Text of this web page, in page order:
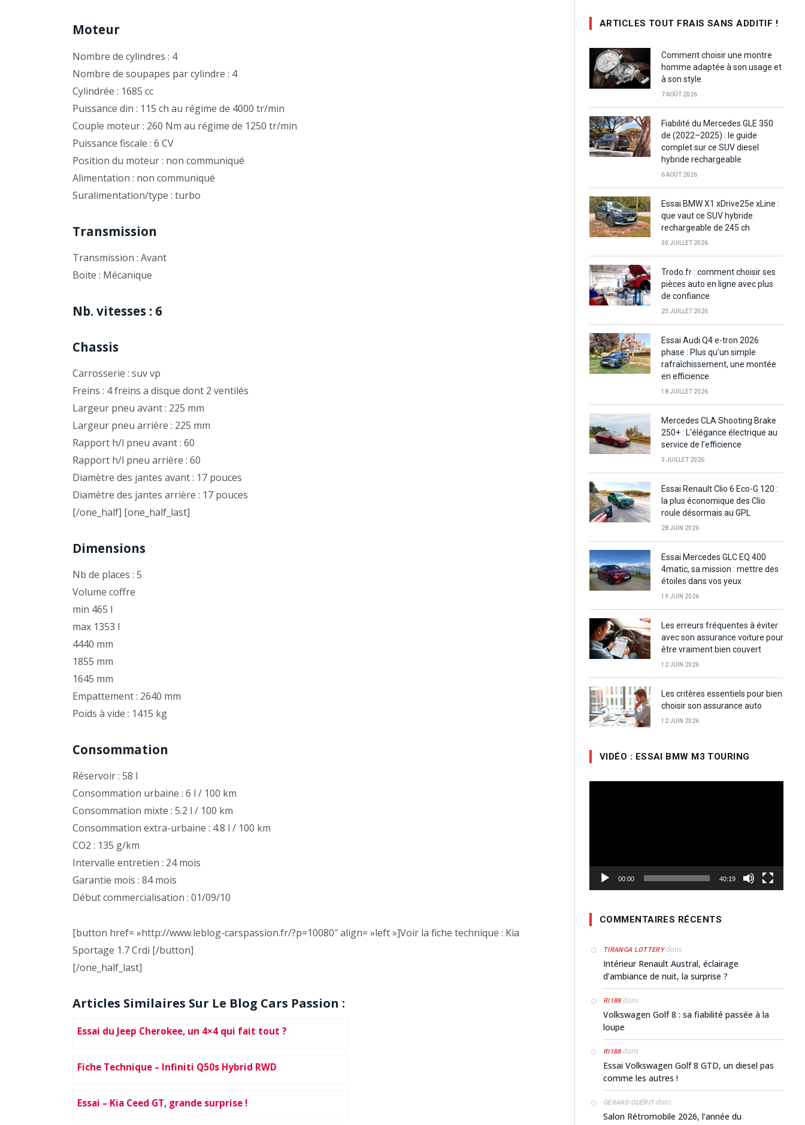
Moteur
Nombre de cylindres : 4
Nombre de soupapes par cylindre : 4
Cylindrée : 1685 cc
Puissance din : 115 ch au régime de 4000 tr/min
Couple moteur : 260 Nm au régime de 1250 tr/min
Puissance fiscale : 6 CV
Position du moteur : non communiqué
Alimentation : non communiqué
Suralimentation/type : turbo
Transmission
Transmission : Avant
Boite : Mécanique
Nb. vitesses : 6
Chassis
Carrosserie : suv vp
Freins : 4 freins a disque dont 2 ventilés
Largeur pneu avant : 225 mm
Largeur pneu arrière : 225 mm
Rapport h/l pneu avant : 60
Rapport h/l pneu arrière : 60
Diamètre des jantes avant : 17 pouces
Diamètre des jantes arrière : 17 pouces
[/one_half] [one_half_last]
Dimensions
Nb de places : 5
Volume coffre
min 465 l
max 1353 l
4440 mm
1855 mm
1645 mm
Empattement : 2640 mm
Poids à vide : 1415 kg
Consommation
Réservoir : 58 l
Consommation urbaine : 6 l / 100 km
Consommation mixte : 5.2 l / 100 km
Consommation extra-urbaine : 4.8 l / 100 km
CO2 : 135 g/km
Intervalle entretien : 24 mois
Garantie mois : 84 mois
Début commercialisation : 01/09/10
[button href= »http://www.leblog-carspassion.fr/?p=10080″ align= »left »]Voir la fiche technique : Kia
Sportage 1.7 Crdi [/button]
[/one_half_last]
Articles Similaires Sur Le Blog Cars Passion :
Essai du Jeep Cherokee, un 4×4 qui fait tout ?
Fiche Technique – Infiniti Q50s Hybrid RWD
Essai – Kia Ceed GT, grande surprise !
ARTICLES TOUT FRAIS SANS ADDITIF !
Comment choisir une montre
homme adaptée à son usage et
à son style
7 AOÛT 2026
Fiabilité du Mercedes GLE 350
de (2022–2025) : le guide
complet sur ce SUV diesel
hybride rechargeable
6 AOÛT 2026
Essai BMW X1 xDrive25e xLine :
que vaut ce SUV hybride
rechargeable de 245 ch
30 JUILLET 2026
Trodo.fr : comment choisir ses
pièces auto en ligne avec plus
de confiance
23 JUILLET 2026
Essai Audi Q4 e-tron 2026
phase : Plus qu’un simple
rafraîchissement, une montée
en efficience
18 JUILLET 2026
Mercedes CLA Shooting Brake
250+ : L’élégance électrique au
service de l’efficience
3 JUILLET 2026
Essai Renault Clio 6 Eco-G 120 :
la plus économique des Clio
roule désormais au GPL
28 JUIN 2026
Essai Mercedes GLC EQ 400
4matic, sa mission : mettre des
étoiles dans vos yeux
19 JUIN 2026
Les erreurs fréquentes à éviter
avec son assurance voiture pour
être vraiment bien couvert
12 JUIN 2026
Les critères essentiels pour bien
choisir son assurance auto
12 JUIN 2026
VIDÉO : ESSAI BMW M3 TOURING
00:00 40:19
COMMENTAIRES RÉCENTS
TIRANGA LOTTERYdans
Intérieur Renault Austral, éclairage
d’ambiance de nuit, la surprise ?
RI188dans
Volkswagen Golf 8 : sa fiabilité passée à la
loupe
RI188dans
Essai Volkswagen Golf 8 GTD, un diesel pas
comme les autres !
GÉRARD GUÉRITdans
Salon Rétromobile 2026, l’année du